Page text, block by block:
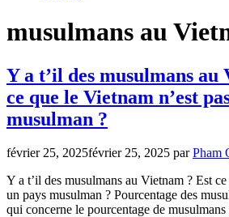
musulmans au
Y a t’il des musulmans au
ce que le Vietnam n’est
musulman ?
février 25, 2025février 25, 2025 parPham
Y a t’il des musulmans au Vietnam ? Est
un pays musulman ? Pourcentage des
qui concerne le pourcentage de